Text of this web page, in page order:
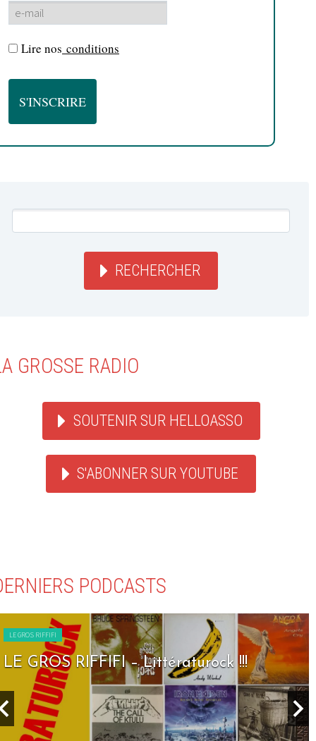
Lire nos conditions
RECHERCHER
GROSSE RADIO
SOUTENIR SUR HELLOASSO
S'ABONNER SUR YOUTUBE
PODCASTS
LE GROS RIFFIFI
LE GROS RIFFIFI – Seven Days To Rock !!!